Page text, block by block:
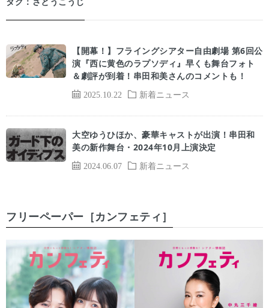
2025.10.22 新着ニュース
【開幕！】フライングシアター自由劇場 第6回公
演『西に黄色のラプソディ』早くも舞台フォト
＆劇評が到着！串田和美さんのコメントも！
2024.06.07 新着ニュース
大空ゆうひほか、豪華キャストが出演！串田和
美の新作舞台・2024年10月上演決定
フリーペーパー［カンフェティ］